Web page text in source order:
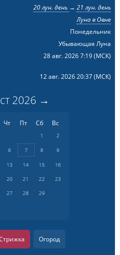
20 лун. день → 21 лун. день
Луна в Овне
Понедельник
Убывающая Луна
28 авг. 2026 7:19(МСК)
12 авг. 2026 20:37(МСК)
2026 →
Чт Пт Сб Вс
1 2
6 7 8 9
13 14 15
16
20 21 22
23
27 28
29
Огород